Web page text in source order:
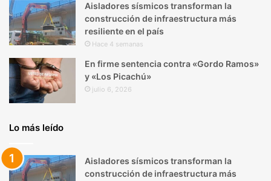
Aisladores sísmicos transforman la
construcción de infraestructura más
resiliente en el país
Hace 4 semanas
En firme sentencia contra «Gordo Ramos»
y «Los Picachú»
julio 6, 2026
Lo más leído
Aisladores sísmicos transforman la
construcción de infraestructura más